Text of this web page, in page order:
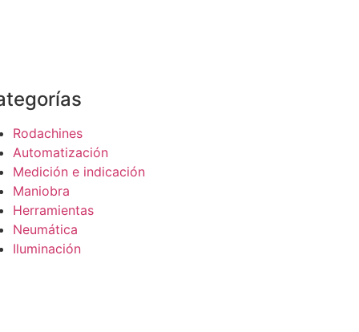
Rodachines
Automatización
Medición e indicación
Maniobra
Herramientas
Neumática
Iluminación